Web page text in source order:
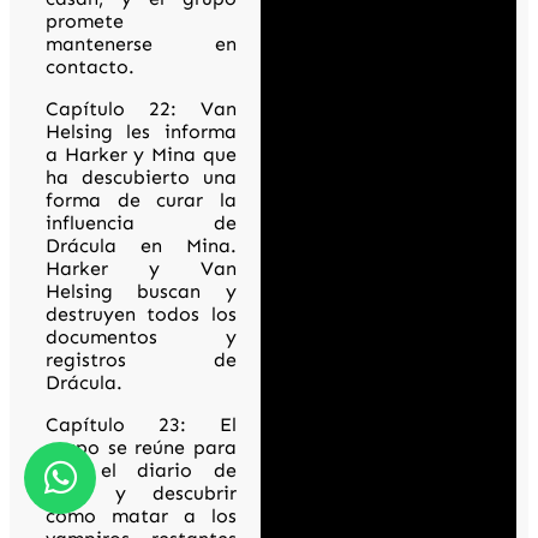
promete
mantenerse en
contacto.
Capítulo 22: Van
Helsing les informa
a Harker y Mina que
ha descubierto una
forma de curar la
influencia de
Drácula en Mina.
Harker y Van
Helsing buscan y
destruyen todos los
documentos y
registros de
Drácula.
Capítulo 23: El
grupo se reúne para
leer el diario de
Mina y descubrir
cómo matar a los